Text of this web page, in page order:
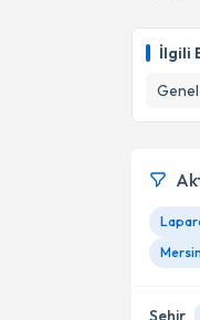
İlgili
Mersin
Şehir